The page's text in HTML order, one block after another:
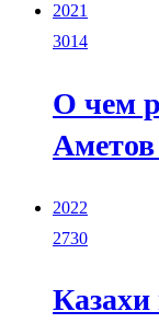
2021
3014
О чем
2022
2730